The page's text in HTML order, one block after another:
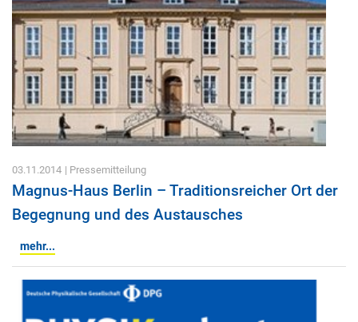
03.11.2014 | Pressemitteilung
Magnus-Haus Berlin – Traditionsreicher Ort der
Begegnung und des Austausches
mehr...